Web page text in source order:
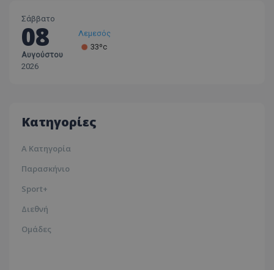
Σάββατο
08
Αυγούστου
2026
Λεμεσός
33ºc
Κατηγορίες
Α Κατηγορία
Παρασκήνιο
Sport+
Διεθνή
Ομάδες